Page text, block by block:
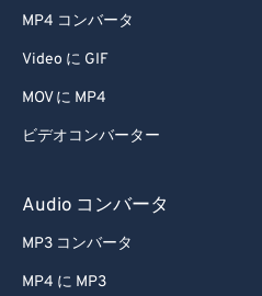
MP4 コンバータ
Video に GIF
MOV に MP4
ビデオコンバーター
Audio コンバータ
MP3 コンバータ
MP4 に MP3